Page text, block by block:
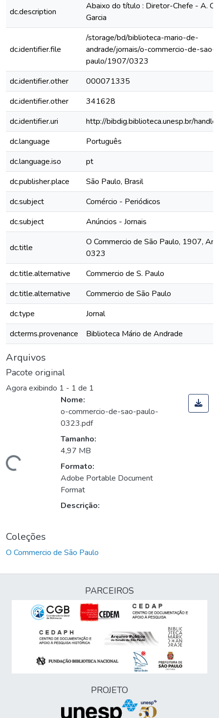
dc.description
Abaixo do título : Diretor-Chefe - A.
Garcia
dc.identifier.file
/storage/bd/biblioteca-mario-de-
andrade/jornais/o-commercio-de-sao-
paulo/1907/0323
dc.identifier.other
000071335
dc.identifier.other
341628
dc.identifier.uri
http://bibdig.biblioteca.unesp.br/
dc.language
Português
dc.language.iso
pt
dc.publisher.place
São Paulo, Brasil
dc.subject
Comércio - Periódicos
dc.subject
Anúncios - Jornais
dc.title
O Commercio de São Paulo, 1907,
0323
dc.title.alternative
Commercio de S. Paulo
dc.title.alternative
Commercio de São Paulo
dc.type
Jornal
dcterms.provenance
Biblioteca Mário de Andrade
Arquivos
Pacote original
Agora exibindo 1 - 1 de 1
Nome:
o-commercio-de-sao-paulo-
0323.pdf
Tamanho:
4,97 MB
Formato:
Adobe Portable Document
Format
Descrição:
Coleções
O Commercio de São Paulo
PARCEIROS
PROJETO